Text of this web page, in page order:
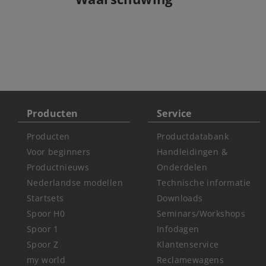
Producten
Producten
Voor beginners
Productnieuws
Nederlandse modellen
Startsets
Spoor H0
Spoor 1
Spoor Z
my world
Service
Productdatabank
Handleidingen &
Onderdelen
Technische informatie
Downloads
Seminars/Workshops
Infodagen
Klantenservice
Reclamewagens